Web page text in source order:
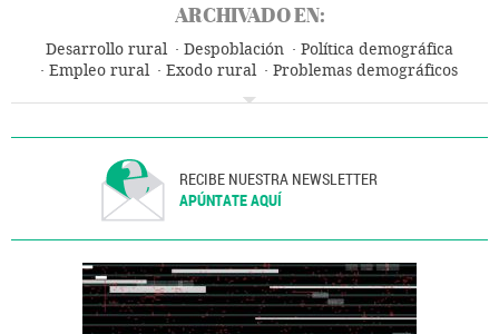
ARCHIVADO EN:
Desarrollo rural Despoblación
Política demográfica
Empleo rural
Exodo rural
Problemas demográficos
RECIBE NUESTRA NEWSLETTER
APÚNTATE AQUÍ